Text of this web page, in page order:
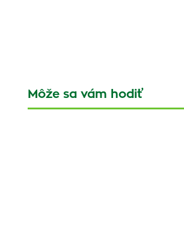
Môže sa vám hodiť